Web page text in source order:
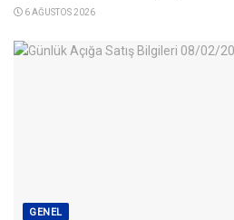
6 AĞUSTOS 2026
GENEL